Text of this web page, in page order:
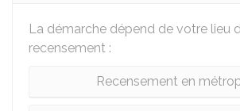
La démarche dépend de votre lieu
recensement :
Recensement en